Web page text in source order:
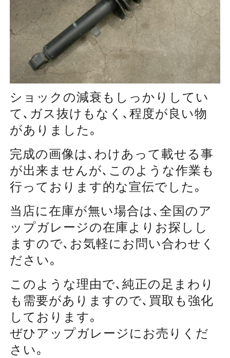
ショックの減衰もしっかりしてい
て､ガス抜けもなく､程度が良い物
がありました｡
完成の画像は､わけあって載せる事
が出来ませんが､このような作業も
行っております的な宣伝でした｡
当店に在庫が無い場合は､全国のア
ップガレージの在庫よりお探しし
ますので､お気軽にお問い合わせく
ださい｡
このような理由で､純正の足まわり
も需要がありますので､買取も強化
しております｡
ぜひアップガレージにお売りくだ
さい｡